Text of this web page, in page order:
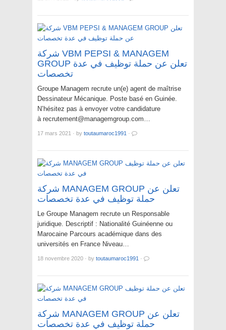
شركة VBM PEPSI & MANAGEM
GROUP تعلن عن حملة توظيف في عدة
تخصصات
Groupe Managem recrute un(e) agent de maîtrise
Dessinateur Mécanique. Poste basé en Guinée.
N’hésitez pas à envoyer votre candidature
à recrutement@managemgroup.com…
17 mars 2021 · by toutaumaroc1991 ·
شركة MANAGEM GROUP تعلن عن
حملة توظيف في عدة تخصصات
Le Groupe Managem recrute un Responsable
juridique. Descriptif : Nationalité Guinéenne ou
Marocaine Parcours académique dans des
universités en France Niveau…
18 novembre 2020 · by toutaumaroc1991 ·
شركة MANAGEM GROUP تعلن عن
حملة توظيف في عدة تخصصات